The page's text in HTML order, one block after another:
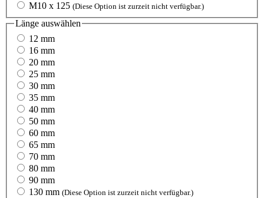
M10 x 125 (Diese Option ist zurzeit nicht verfügbar.)
Länge auswählen
12 mm
16 mm
20 mm
25 mm
30 mm
35 mm
40 mm
50 mm
60 mm
65 mm
70 mm
80 mm
90 mm
130 mm (Diese Option ist zurzeit nicht verfügbar.)